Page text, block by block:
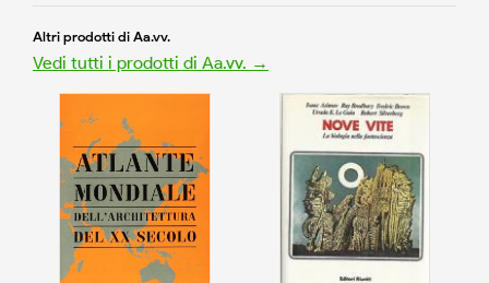
Altri prodotti di Aa.vv.
Vedi tutti i prodotti di Aa.vv. →